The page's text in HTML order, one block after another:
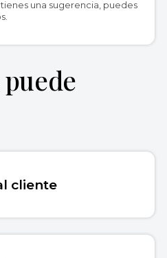
y utilizada por
(16 de enero de
una sugerencia, puedes
cliente